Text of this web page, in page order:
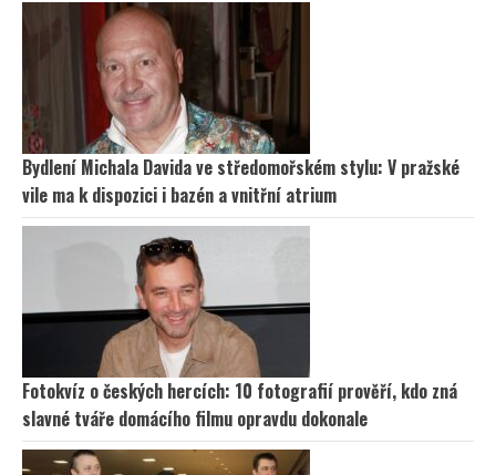
Bydlení Michala Davida ve středomořském stylu: V pražské
vile ma k dispozici i bazén a vnitřní atrium
Fotokvíz o českých hercích: 10 fotografií prověří, kdo zná
slavné tváře domácího filmu opravdu dokonale